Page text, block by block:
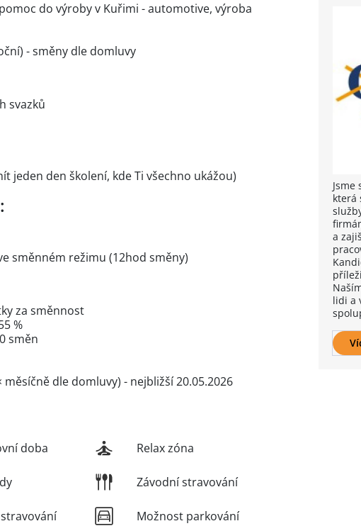
Jsme
která
a
lidi a
do výroby v Kuřimi - automotive, výroba
- směny dle domluvy
svazků
jeden den školení, kde Ti všechno ukážou)
směnném režimu (12hod směny)
za směnnost
%
směn
dle domluvy) - nejbližší 20.05.2026
doba Relax zóna
Závodní stravování
Možnost parkování